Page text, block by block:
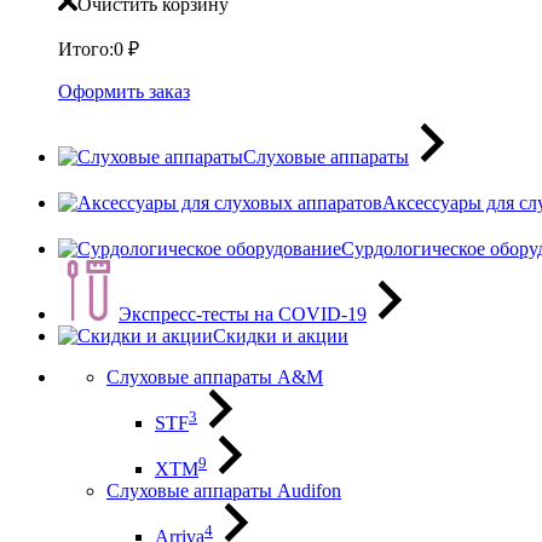
Очистить корзину
Итого:0 ₽
Оформить заказ
Слуховые аппараты
Аксессуары для
Сурдологическое
Экспресс-тесты на COVID-19
Скидки и акции
Слуховые аппараты A&M
STF3
XTM9
Слуховые аппараты Audifon
Arriva4